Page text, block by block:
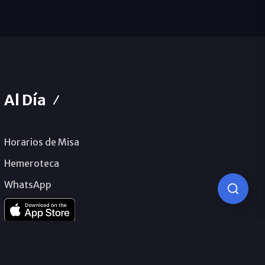
Al Día
Horarios de Misa
Hemeroteca
WhatsApp